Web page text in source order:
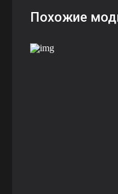
Похожие